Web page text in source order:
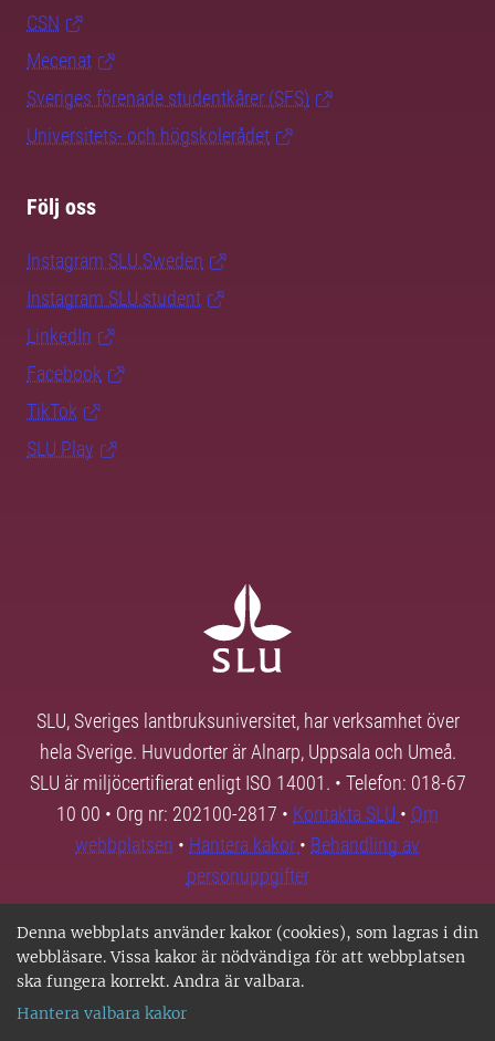
Denna webbplats använder kakor (cookies), som lagras i din
webbläsare. Vissa kakor är nödvändiga för att webbplatsen
ska fungera korrekt. Andra är valbara.
Hantera valbara kakor
CSN
Mecenat
Sveriges förenade studentkårer (SFS)
Universitets- och högskolerådet
Följ oss
Instagram SLU.Sweden
Instagram SLU.student
LinkedIn
Facebook
TikTok
SLU Play
SLU, Sveriges lantbruksuniversitet, har verksamhet över
hela Sverige. Huvudorter är Alnarp, Uppsala och Umeå.
SLU är miljöcertifierat enligt ISO 14001. • Telefon: 018-67
10 00 • Org nr: 202100-2817 • Kontakta SLU • Om
webbplatsen • Hantera kakor • Behandling av
personuppgifter